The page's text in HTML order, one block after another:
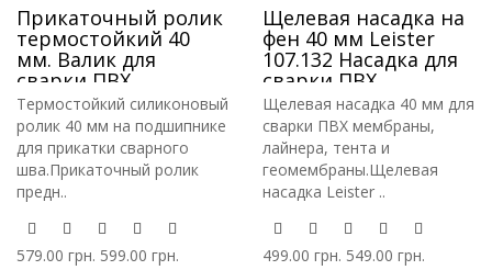
Прикаточный ролик
термостойкий 40
мм. Валик для
сварки ПВХ
мембраны, Лайнера,
Тента
Термостойкий силиконовый
ролик 40 мм на подшипнике
для прикатки сварного
шва.Прикаточный ролик
предн..
579.00 грн. 599.00 грн.
Щелевая насадка на
фен 40 мм Leister
107.132 Насадка для
сварки ПВХ
мембраны, лайнера,
тента
Щелевая насадка 40 мм для
сварки ПВХ мембраны,
лайнера, тента и
геомембраны.Щелевая
насадка Leister ..
499.00 грн. 549.00 грн.